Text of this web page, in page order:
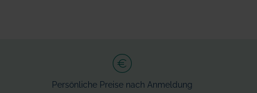
Persönliche Preise nach Anmeldung